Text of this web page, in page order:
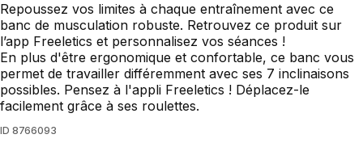
Repoussez vos limites à chaque entraînement avec ce
banc de musculation robuste. Retrouvez ce produit sur
l’app Freeletics et personnalisez vos séances !
En plus d'être ergonomique et confortable, ce banc vous
permet de travailler différemment avec ses 7 inclinaisons
possibles. Pensez à l'appli Freeletics ! Déplacez-le
facilement grâce à ses roulettes.
ID 8766093